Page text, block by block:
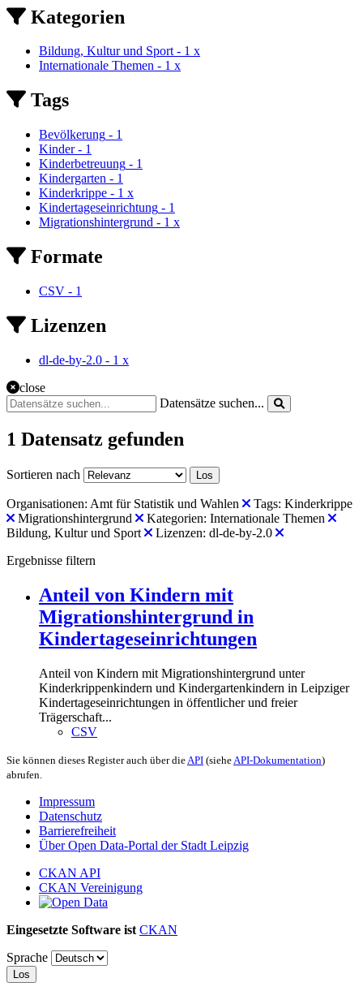
Kategorien
Bildung, Kultur und Sport - 1 x
Internationale Themen - 1 x
Tags
Bevölkerung - 1
Kinder - 1
Kinderbetreuung - 1
Kindergarten - 1
Kinderkrippe - 1 x
Kindertageseinrichtung - 1
Migrationshintergrund - 1 x
Formate
CSV - 1
Lizenzen
dl-de-by-2.0 - 1 x
close
Datensätze suchen...
1 Datensatz gefunden
Sortieren nach Los
Organisationen: Amt für Statistik und Wahlen Tags: Kinderkrippe
Migrationshintergrund
Kategorien: Internationale Themen
Bildung, Kultur und Sport
Lizenzen: dl-de-by-2.0
Ergebnisse filtern
Anteil von Kindern mit
Migrationshintergrund in
Kindertageseinrichtungen
Anteil von Kindern mit Migrationshintergrund unter
Kinderkrippenkindern und Kindergartenkindern in Leipziger
Kindertageseinrichtungen in öffentlicher und freier
Trägerschaft...
CSV
Sie können dieses Register auch über die API (siehe API-Dokumentation)
abrufen.
Impressum
Datenschutz
Barrierefreiheit
Über Open Data-Portal der Stadt Leipzig
CKAN API
CKAN Vereinigung
Eingesetzte Software ist CKAN
Sprache
Los